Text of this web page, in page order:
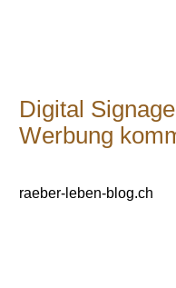
Digital
Werbung
raeber-leben-blog.ch